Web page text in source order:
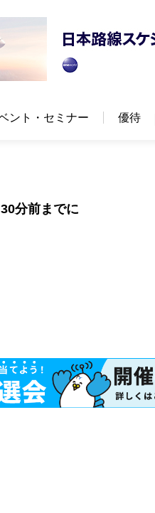
ント・セミナー 優待
分前までに